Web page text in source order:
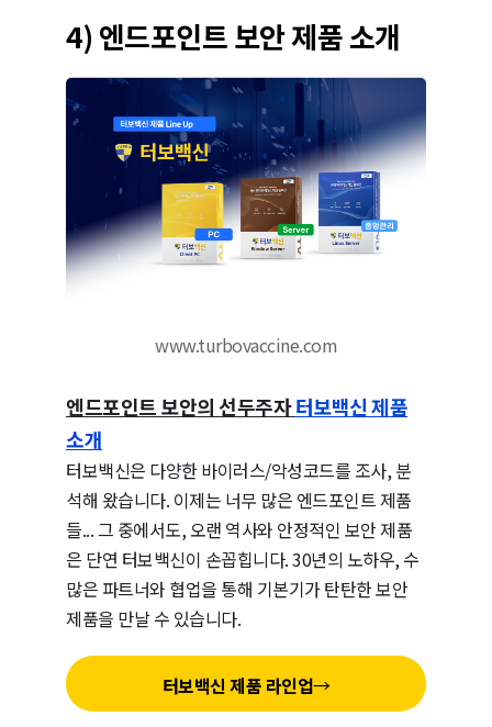
4) 엔드포인트 보안 제품 소개
www.turbovaccine.com
엔드포인트 보안의 선두주자터보백신 제품
소개
터보백신은 다양한 바이러스/악성코드를 조사, 분
석해 왔습니다. 이제는 너무 많은 엔드포인트 제품
들... 그 중에서도, 오랜 역사와 안정적인 보안 제품
은 단연 터보백신이 손꼽힙니다. 30년의 노하우, 수
많은 파트너와 협업을 통해 기본기가 탄탄한 보안
제품을 만날 수 있습니다.
터보백신 제품 라인업→